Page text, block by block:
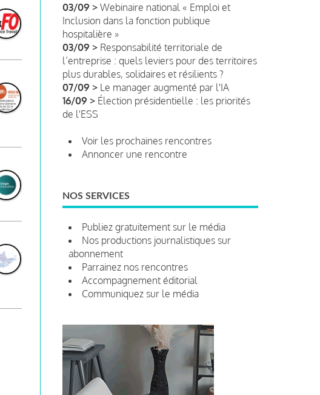
03/09 > Webinaire national « Emploi et
Inclusion dans la fonction publique
hospitalière »
03/09 > Responsabilité territoriale de
l’entreprise : quels leviers pour des territoires
plus durables, solidaires et résilients ?
07/09 > Le manager augmenté par l'IA
16/09 > Élection présidentielle : les priorités
de l'ESS
Voir les prochaines rencontres
Annoncer une rencontre
NOS SERVICES
Publiez gratuitement sur le média
Nos productions journalistiques sur
abonnement
Parrainez nos rencontres
Accompagnement éditorial
Communiquez sur le média